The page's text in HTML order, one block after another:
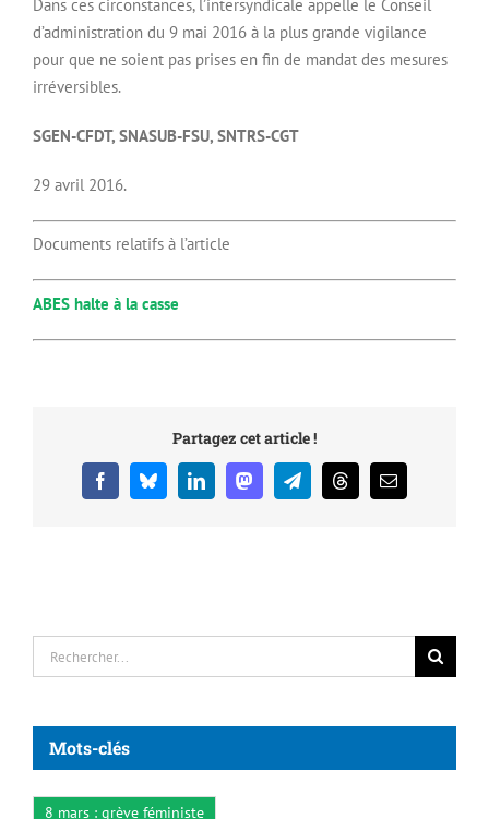
Dans ces circonstances, l’intersyndicale appelle le Conseil
d’administration du 9 mai 2016 à la plus grande vigilance
pour que ne soient pas prises en fin de mandat des mesures
irréversibles.
SGEN-CFDT, SNASUB-FSU, SNTRS-CGT
29 avril 2016.
Documents relatifs à l’article
ABES halte à la casse
Partagez cet article !
FacebookBlueskyLinkedInMastodonTelegramThreadsEmail
Rechercher:
Mots-clés
8 mars : grève féministe